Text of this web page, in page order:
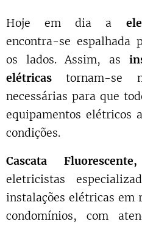
Hoje em dia a
encontra-se espalhada
os lados. Assim, as
elétricas tornam-se
necessárias para que
equipamentos elétricos
condições.
Cascata
eletricistas
instalações elétricas em
condomínios, com